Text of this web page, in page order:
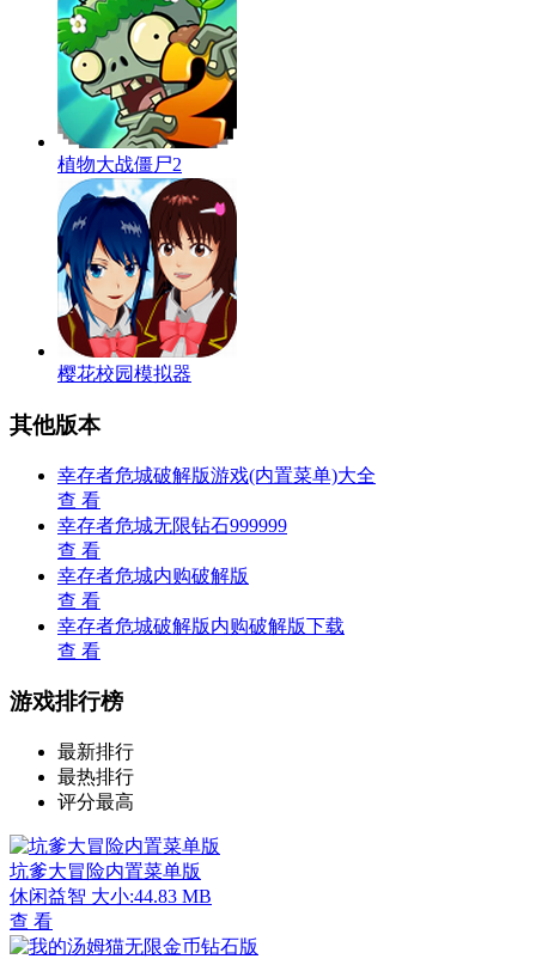
植物大战僵尸2
樱花校园模拟器
其他版本
幸存者危城破解版游戏(内置菜单)大全
查 看
幸存者危城无限钻石999999
查 看
幸存者危城内购破解版
查 看
幸存者危城破解版内购破解版下载
查 看
游戏排行榜
最新排行
最热排行
评分最高
坑爹大冒险内置菜单版
休闲益智 大小:44.83 MB
查 看